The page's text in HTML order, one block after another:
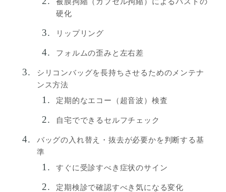
硬化
リップリング
フォルムの歪みと左右差
シリコンバッグを長持ちさせるためのメンテナ
ンス方法
定期的なエコー（超音波）検査
自宅でできるセルフチェック
バッグの入れ替え・抜去が必要かを判断する基
準
すぐに受診すべき症状のサイン
定期検診で確認すべき気になる変化